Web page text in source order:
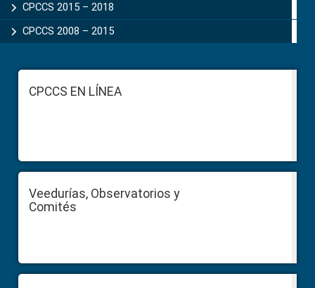
CPCCS 2015 – 2018
CPCCS 2008 – 2015
FooterCPCCS EN LÍNEA
Veedurías, Observatorios y
Comités